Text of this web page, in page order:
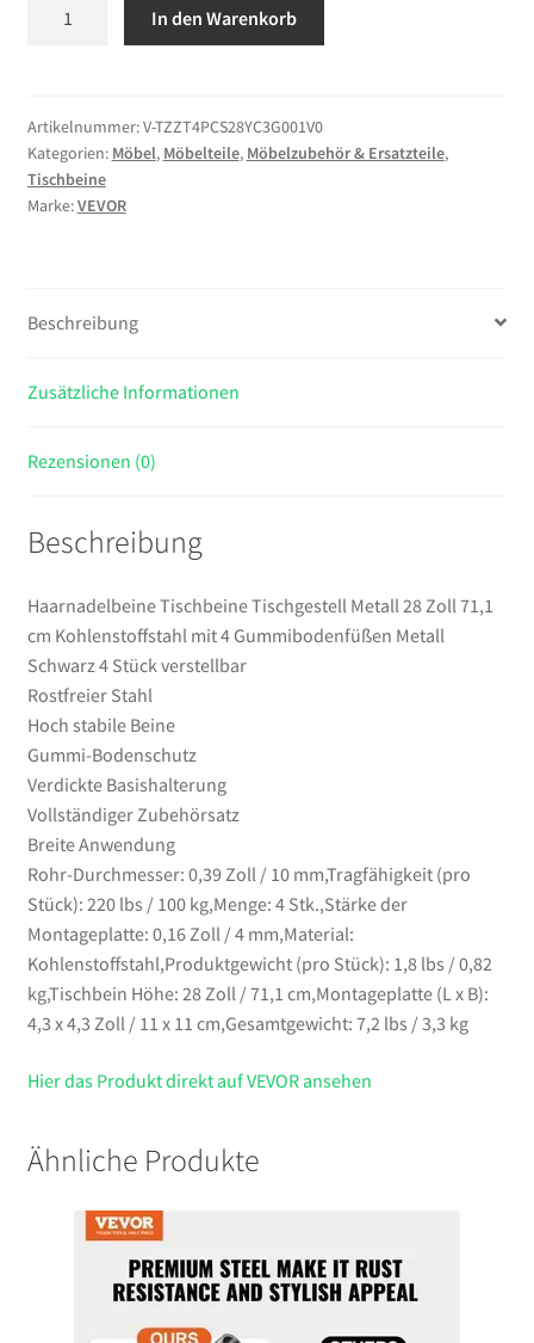
Metall
28
Zoll
71,1
4
Metall
4
Menge
In den Warenkorb
Artikelnummer:V-TZZT4PCS28YC3G001V0
Kategorien: Möbel, Möbelteile, Möbelzubehör & Ersatzteile,
Tischbeine
Marke:VEVOR
Beschreibung
Zusätzliche Informationen
Rezensionen (0)
Beschreibung
Haarnadelbeine Tischbeine Tischgestell Metall 28 Zoll 71,1
cm Kohlenstoffstahl mit 4 Gummibodenfüßen Metall
Schwarz 4 Stück verstellbar
Rostfreier Stahl
Hoch stabile Beine
Gummi-Bodenschutz
Verdickte Basishalterung
Vollständiger Zubehörsatz
Breite Anwendung
Rohr-Durchmesser: 0,39 Zoll / 10 mm,Tragfähigkeit (pro
Stück): 220 lbs / 100 kg,Menge: 4 Stk.,Stärke der
Montageplatte: 0,16 Zoll / 4 mm,Material:
Kohlenstoffstahl,Produktgewicht (pro Stück): 1,8 lbs / 0,82
kg,Tischbein Höhe: 28 Zoll / 71,1 cm,Montageplatte (L x B):
4,3 x 4,3 Zoll / 11 x 11 cm,Gesamtgewicht: 7,2 lbs / 3,3 kg
Hier das Produkt direkt auf VEVOR ansehen
Ähnliche Produkte